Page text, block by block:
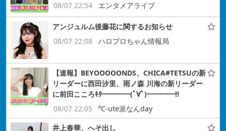
08/07 22:54
エンタメアライブ
アンジュルム後藤花に関するお知らせ
08/07 22:08
ハロプロちゃん情報局
【速報】BEYOOOOONDS、CHICA#TETSUの新
リーダーに西田汐里、雨ノ森 川海の新リーダー
に前田こころｷﾀ━━━━(ﾟ∀ﾟ)━━━━!!
08/07 22:05
℃-ute派なんday
井上春華、へそ出し